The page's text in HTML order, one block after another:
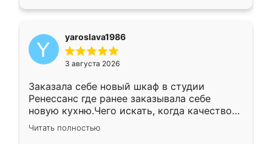
yaroslava1986
3 августа 2026
Заказала себе новый шкаф в студии
Ренессанс где ранее заказывала себе
новую кухню.Чего искать, когда качеством
вполне довольна. Служит кухня уже почти
два года, нареканий нет.
Читать полностью